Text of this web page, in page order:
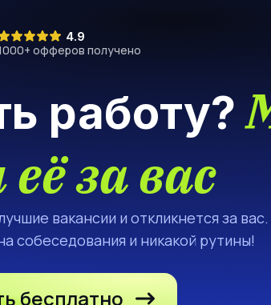
4.9
+ офферов получено
работу?
за вас
вакансии и откликнется за
собеседования и никакой рутины!
бесплатно